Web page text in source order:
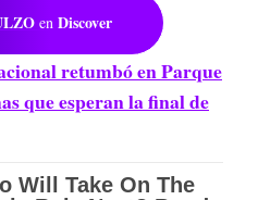
en Discover
retumbó en Parque
que esperan la final de